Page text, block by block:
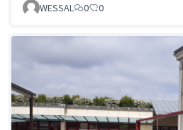
WESSAL
0 0